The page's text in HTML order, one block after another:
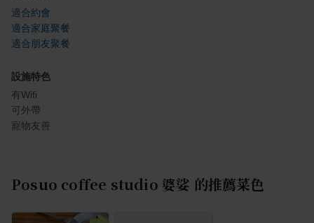
適合約會
適合家庭聚餐
適合朋友聚餐
設施特色
有Wifi
可外帶
寵物友善
Posuo coffee studio 婆娑 的推薦菜色